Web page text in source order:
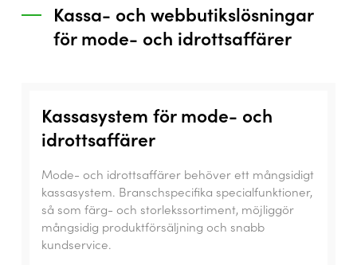
Kassa- och webbutikslösningar
för mode- och idrottsaffärer
Kassasystem för mode- och
idrottsaffärer
Mode- och idrottsaffärer behöver ett mångsidigt
kassasystem. Branschspecifika specialfunktioner,
så som färg- och storlekssortiment, möjliggör
mångsidig produktförsäljning och snabb
kundservice.